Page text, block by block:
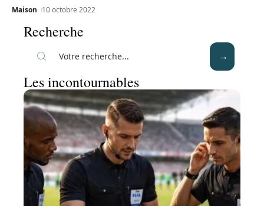
Maison 10 octobre 2022
Recherche
Les incontournables